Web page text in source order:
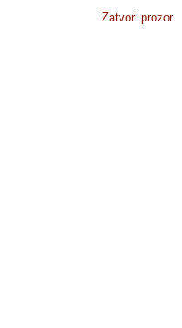
Zatvori prozor